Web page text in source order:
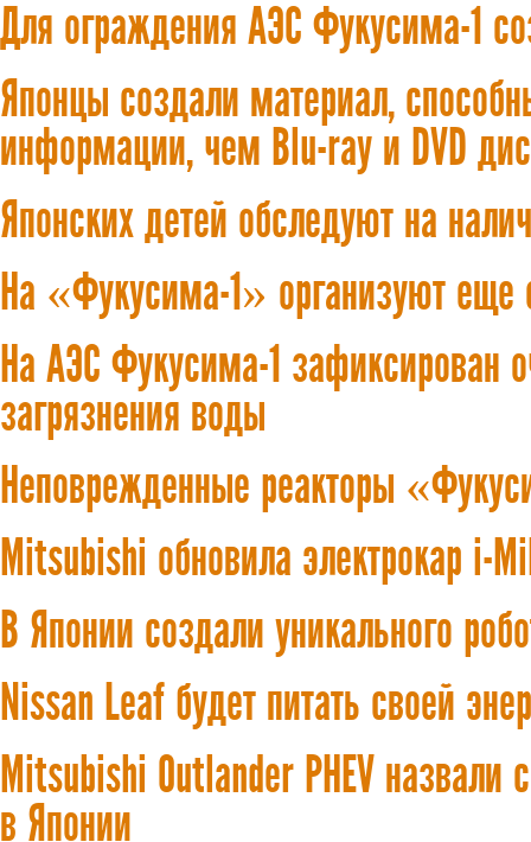
Для ограждения АЭС Фукусима-1
Японцы создали материал,
информации, чем Blu-ray и DVD
Японских детей обследуют на
На «Фукусима-1» организуют еще
На АЭС Фукусима-1 зафиксирован
загрязнения воды
Неповрежденные реакторы
Mitsubishi обновила электрокар i-
В Японии создали уникального
Nissan Leaf будет питать своей
Mitsubishi Outlander PHEV
в Японии